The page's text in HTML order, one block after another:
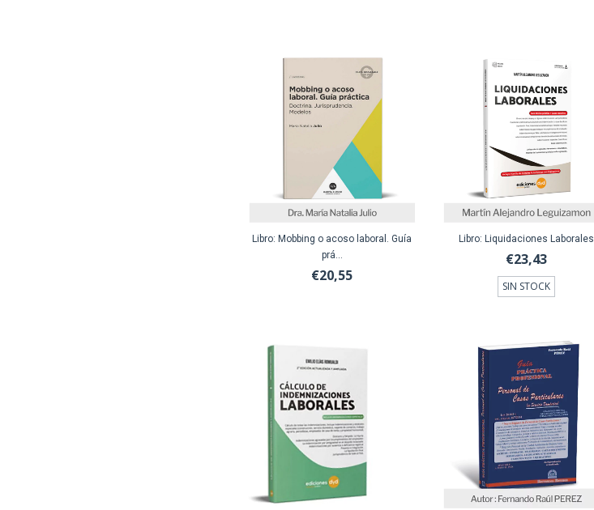
Libro: Mobbing o acoso laboral. Guía
prá...
€20,55
Libro: Liquidaciones Laborales
€23,43
SIN STOCK